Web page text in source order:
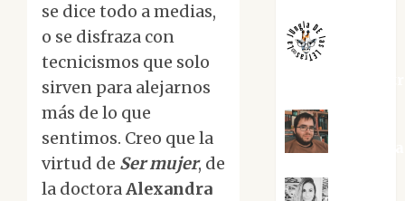
se dice todo a medias,
o se disfraza con
tecnicismos que solo
sirven para alejarnos
más de lo que
sentimos. Creo que la
virtud de Ser mujer, de
la doctoraAlexandra